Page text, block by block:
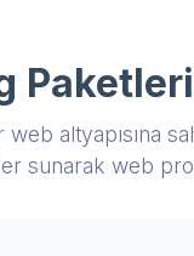
web
sunarak web